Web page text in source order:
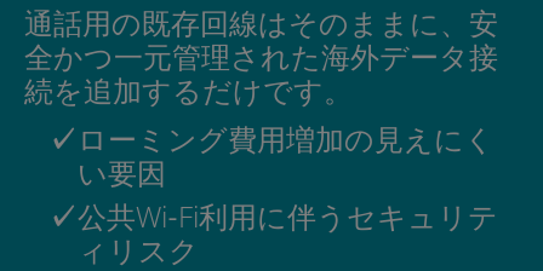
通話用の既存回線はそのままに、安
全かつ一元管理された海外データ接
続を追加するだけです。
ローミング費用増加の見えにく
い要因
公共Wi‑Fi利用に伴うセキュリテ
ィリスク